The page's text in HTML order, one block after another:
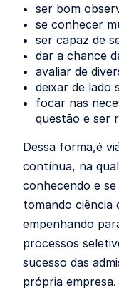
ser bom
se conhecer
ser capaz de
dar a chance
avaliar de
deixar de lado
focar nas
questão e ser
Dessa forma,é
contínua, na
conhecendo e
tomando ciência
empenhando
processos
sucesso das
própria empresa.